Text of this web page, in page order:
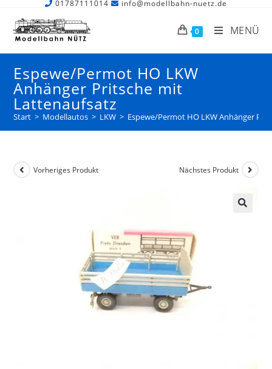
01787111014 info@modellbahn-nuetz.de
0 MENÜ
Espewe/Permot HO LKW
Anhänger Pritsche mit
Lattenaufsatz
Start > Modellautos > LKW > Espewe/Permot HO LKW Anhänger
Vorheriges Produkt Nächstes Produkt